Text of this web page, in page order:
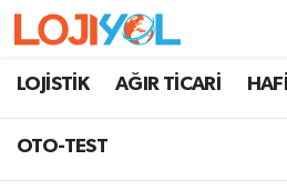
LOJİSTİK AĞIR TİCARİ
OTO-TEST
OTO-TEST